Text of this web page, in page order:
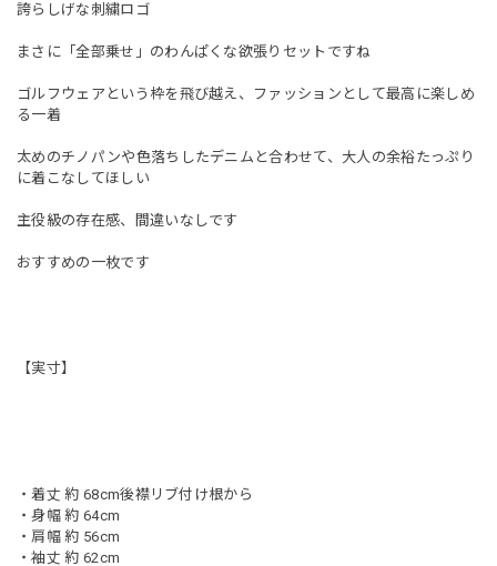
誇らしげな刺繍ロゴ
まさに「全部乗せ」のわんぱくな欲張りセットですね
ゴルフウェアという枠を飛び越え、ファッションとして最高に楽しめ
る一着
太めのチノパンや色落ちしたデニムと合わせて、大人の余裕たっぷり
に着こなしてほしい
主役級の存在感、間違いなしです
おすすめの一枚です
【実寸】
・着丈 約 68cm後襟リブ付け根から
・身幅 約 64cm
・肩幅 約 56cm
・袖丈 約 62cm